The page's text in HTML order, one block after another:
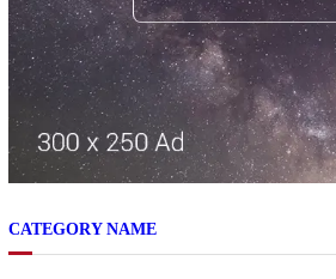
CATEGORY NAME